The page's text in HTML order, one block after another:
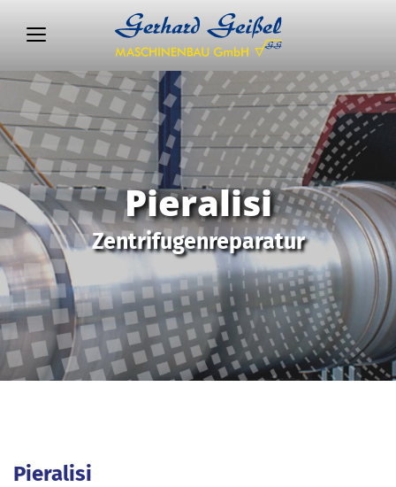
Pieralisi
Zentrifugenreparatur
Pieralisi